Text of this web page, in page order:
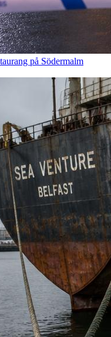
på Södermalm